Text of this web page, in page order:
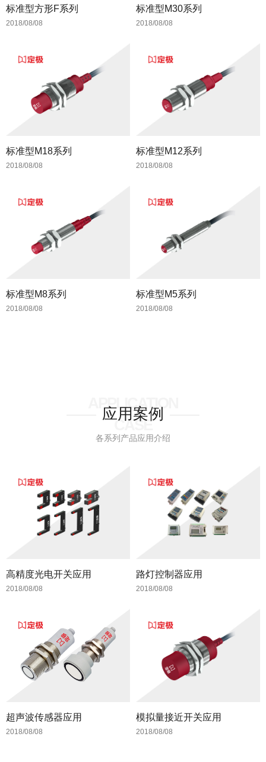
标准型方形F系列
2018/08/08
标准型M30系列
2018/08/08
标准型M18系列
2018/08/08
标准型M12系列
2018/08/08
标准型M8系列
2018/08/08
标准型M5系列
2018/08/08
应用案例
APPLICATION
CASE
各系列产品应用介绍
高精度光电开关应用
2018/08/08
路灯控制器应用
2018/08/08
超声波传感器应用
2018/08/08
模拟量接近开关应用
2018/08/08